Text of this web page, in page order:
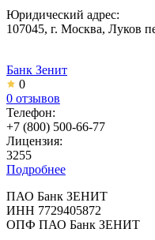
Юридический адрес:
107045, г. Москва, Луков
Банк Зенит
0
0 отзывов
Телефон:
+7 (800) 500-66-77
Лицензия:
3255
Подробнее
ПАО Банк ЗЕНИТ
ИНН 7729405872
ОПФ ПАО Банк ЗЕНИТ